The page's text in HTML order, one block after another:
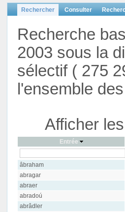
Rechercher Consulter
Recherche
2003 sous la
sélectif ( 275
l'ensemble
Afficher
Entrée
âbraham
abragar
abraer
abradoú
abrâdler